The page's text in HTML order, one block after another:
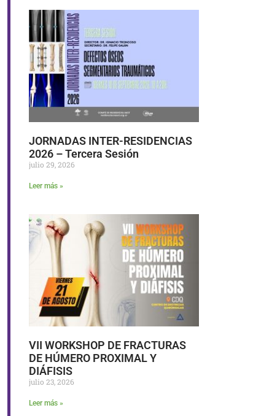
JORNADAS INTER-RESIDENCIAS
2026 – Tercera Sesión
julio 29, 2026
Leer más »
VII WORKSHOP DE FRACTURAS
DE HÚMERO PROXIMAL Y
DIÁFISIS
julio 23, 2026
Leer más »